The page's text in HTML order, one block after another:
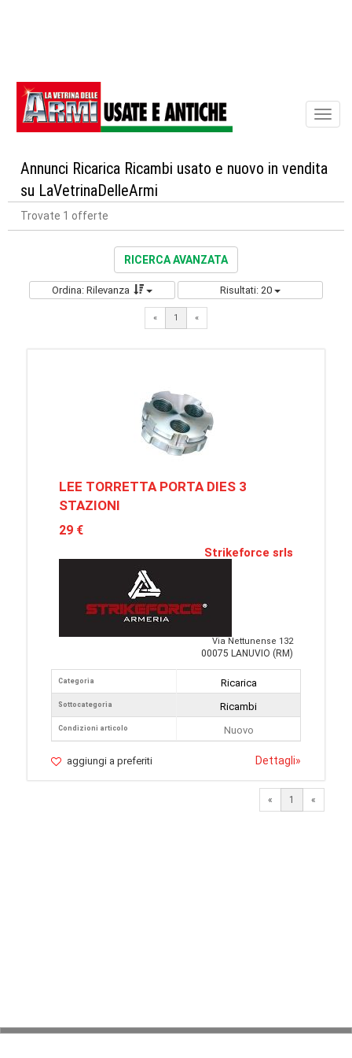
Annunci Ricarica Ricambi usato e nuovo in vendita
su LaVetrinaDelleArmi
Trovate 1 offerte
RICERCA AVANZATA
Ordina: Rilevanza Risultati: 20
« 1 «
LEE TORRETTA PORTA DIES 3
STAZIONI
29 €
Strikeforce srls
Via Nettunense 132
00075 LANUVIO (RM)
Categoria
Sottocategoria
Condizioni articolo
Ricarica
Ricambi
Nuovo
aggiungi a preferiti Dettagli»
« 1 «